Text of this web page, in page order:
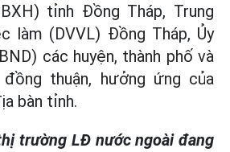
tỉnh Đồng Tháp, Trung
làm (DVVL) Đồng Tháp, Ủy
các huyện, thành phố và
thuận, hưởng ứng của
bàn tỉnh.
trường LĐ nước ngoài đang